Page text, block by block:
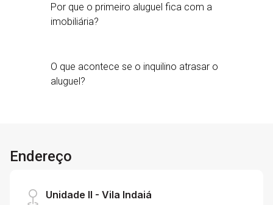
Por que o primeiro aluguel fica com a
imobiliária?
O que acontece se o inquilino atrasar o
aluguel?
Endereço
Unidade II - Vila Indaiá